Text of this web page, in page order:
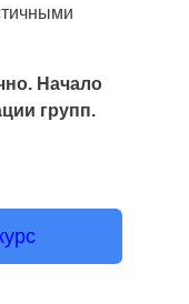
Начало
групп.